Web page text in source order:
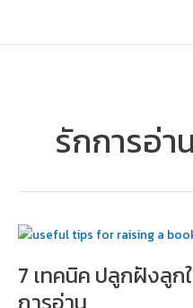
content
รักการอ่าน
7 เทคนิค ปลูกฝังลูก
7
ปลูก